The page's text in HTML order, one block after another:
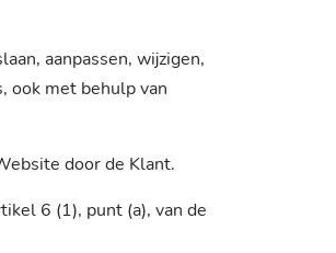
aanpassen, wijzigen,
ook met behulp van
door de Klant.
6 (1), punt (a), van de